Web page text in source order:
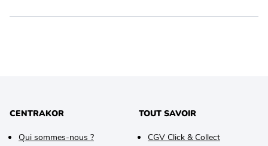
CENTRAKOR
Qui sommes-nous ?
TOUT SAVOIR
CGV Click & Collect